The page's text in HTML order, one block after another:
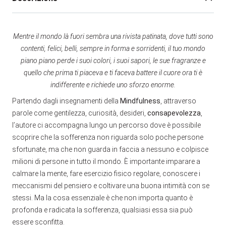
Mentre il mondo là fuori sembra una rivista patinata, dove tutti sono
contenti, felici, belli, sempre in forma e sorridenti, il tuo mondo
piano piano perde i suoi colori, i suoi sapori, le sue fragranze e
quello che prima ti piaceva e ti faceva battereil cuore ora ti è
indifferente e richiede uno sforzo enorme.
Partendo dagli insegnamenti della Mindfulness , attraverso
parole come gentilezza, curiosità, desideri, consapevolezza
l’autore ci accompagna lungo un percorso dove è possibile
scoprire che la sofferenza non riguarda solo poche persone
sfortunate, ma che non guarda in faccia a nessuno e colpisce
milioni di persone in tutto il mondo. È importante imparare a
calmare la mente, fare esercizio fisico regolare, conoscere i
meccanismi del pensiero e coltivare una buona intimità con se
stessi. Ma la cosa essenziale è che non importa quanto è
profonda e radicata la sofferenza, qualsiasi essa sia può
essere sconfitta.